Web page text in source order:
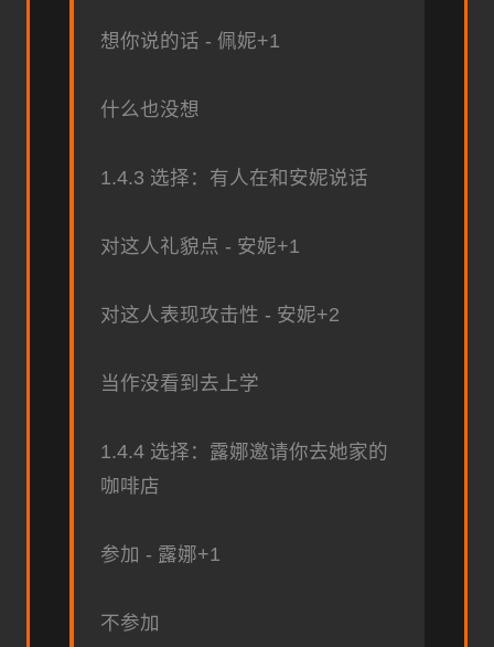
想你说的话 - 佩妮+1
什么也没想
1.4.3 选择：有人在和安妮说话
对这人礼貌点 - 安妮+1
对这人表现攻击性 - 安妮+2
当作没看到去上学
1.4.4 选择：露娜邀请你去她家的
咖啡店
参加 - 露娜+1
不参加